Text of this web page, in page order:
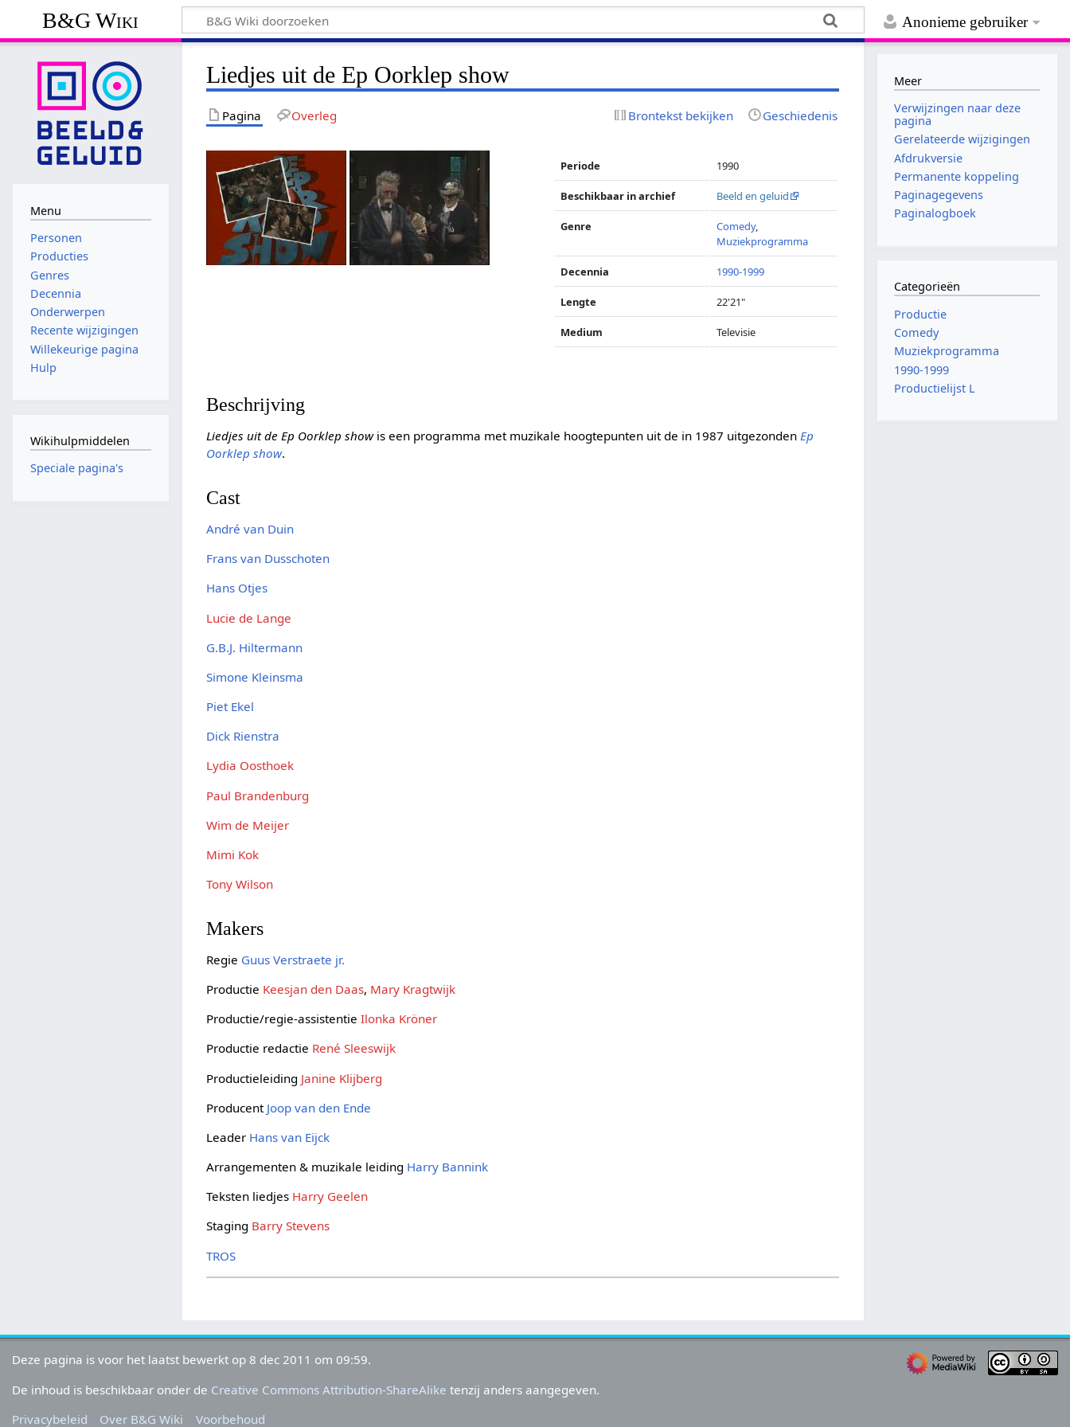
Anonieme gebruiker
B&G Wiki
Liedjes uit de Ep Oorklep show
Pagina Overleg Brontekst bekijken Geschiedenis
Periode 1990
Beschikbaar in archief Beeld en geluid
Genre Comedy,
Muziekprogramma
Decennia 1990-1999
Lengte 22'21"
Medium Televisie
Beschrijving
Liedjes uit de Ep Oorklep showis een programma met muzikale hoogtepunten uit de in 1987 uitgezondenEp
Oorklep show.
Cast
André van Duin
Frans van Dusschoten
Hans Otjes
Lucie de Lange
G.B.J. Hiltermann
Simone Kleinsma
Piet Ekel
Dick Rienstra
Lydia Oosthoek
Paul Brandenburg
Wim de Meijer
Mimi Kok
Tony Wilson
Makers
Regie Guus Verstraete jr.
Productie Keesjan den Daas, Mary Kragtwijk
Productie/regie-assistentieIlonka Kröner
Productie redactie René Sleeswijk
Productieleiding Janine Klijberg
Producent Joop van den Ende
Leader Hans van Eijck
Arrangementen & muzikale leiding Harry Bannink
Teksten liedjes Harry Geelen
Staging Barry Stevens
TROS
Menu
Personen
Producties
Genres
Decennia
Onderwerpen
Recente wijzigingen
Willekeurige pagina
Hulp
Wikihulpmiddelen
Speciale pagina's
Meer
Verwijzingen naar deze
pagina
Gerelateerde wijzigingen
Afdrukversie
Permanente koppeling
Paginagegevens
Paginalogboek
Categorieën
Productie
Comedy
Muziekprogramma
1990-1999
Productielijst L
Deze pagina is voor het laatst bewerkt op 8 dec 2011 om 09:59.
De inhoud is beschikbaar onder de Creative Commons Attribution-ShareAlike tenzij anders aangegeven.
Privacybeleid
Over B&G Wiki Voorbehoud